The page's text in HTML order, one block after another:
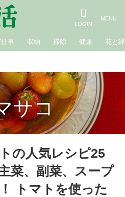
事 収納 掃除 健康 花と緑
サコ
トの人気レシピ25
菜、副菜、スープ
トマトを使った